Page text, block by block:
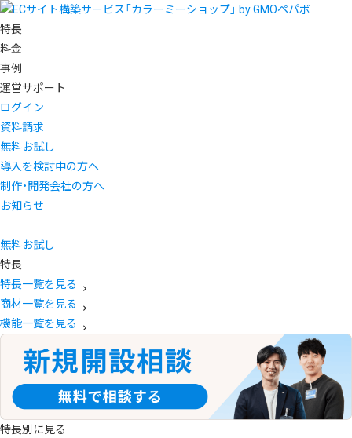
特長
料金
事例
運営サポート
ログイン
資料請求
無料お試し
導入を検討中の方へ
制作・開発会社の方へ
お知らせ
無料お試し
特長
特長一覧を見る
商材一覧を見る
機能一覧を見る
特長別に見る